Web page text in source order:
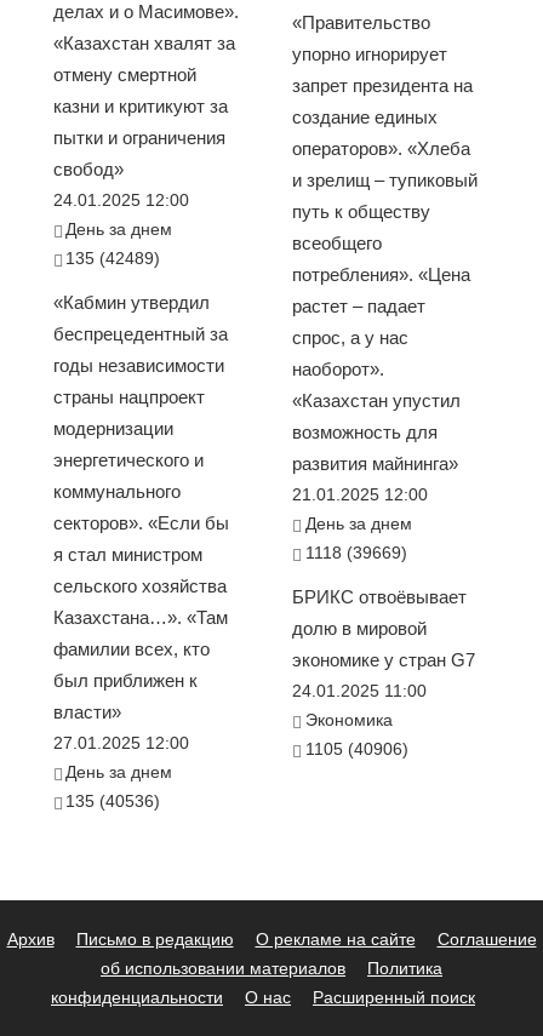
делах и о Масимове».
«Казахстан хвалят за
отмену смертной
казни и критикуют за
пытки и ограничения
свобод»
24.01.2025 12:00
День за днем
135 (42489)
«Кабмин утвердил
беспрецедентный за
годы независимости
страны нацпроект
модернизации
энергетического и
коммунального
секторов». «Если бы
я стал министром
сельского хозяйства
Казахстана…». «Там
фамилии всех, кто
был приближен к
власти»
27.01.2025 12:00
День за днем
135 (40536)
«Правительство
упорно игнорирует
запрет президента на
создание единых
операторов». «Хлеба
и зрелищ – тупиковый
путь к обществу
всеобщего
потребления». «Цена
растет – падает
спрос, а у нас
наоборот».
«Казахстан упустил
возможность для
развития майнинга»
21.01.2025 12:00
День за днем
1118 (39669)
БРИКС отвоёвывает
долю в мировой
экономике у стран G7
24.01.2025 11:00
Экономика
1105 (40906)
Архив Письмо в редакцию О рекламе на сайте
Соглашение
об использовании материалов
Политика
конфиденциальности
О нас Расширенный поиск